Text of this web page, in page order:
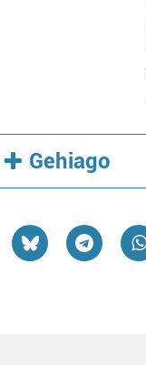
Gehiago